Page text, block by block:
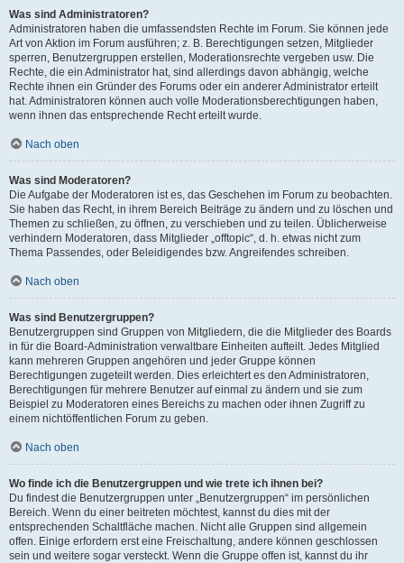
Was sind Administratoren?
Administratoren haben die umfassendsten Rechte im Forum. Sie können jede
Art von Aktion im Forum ausführen; z. B. Berechtigungen setzen, Mitglieder
sperren, Benutzergruppen erstellen, Moderationsrechte vergeben usw. Die
Rechte, die ein Administrator hat, sind allerdings davon abhängig, welche
Rechte ihnen ein Gründer des Forums oder ein anderer Administrator erteilt
hat. Administratoren können auch volle Moderationsberechtigungen haben,
wenn ihnen das entsprechende Recht erteilt wurde.
Nach oben
Was sind Moderatoren?
Die Aufgabe der Moderatoren ist es, das Geschehen im Forum zu beobachten.
Sie haben das Recht, in ihrem Bereich Beiträge zu ändern und zu löschen und
Themen zu schließen, zu öffnen, zu verschieben und zu teilen. Üblicherweise
verhindern Moderatoren, dass Mitglieder „offtopic“, d. h. etwas nicht zum
Thema Passendes, oder Beleidigendes bzw. Angreifendes schreiben.
Nach oben
Was sind Benutzergruppen?
Benutzergruppen sind Gruppen von Mitgliedern, die die Mitglieder des Boards
in für die Board-Administration verwaltbare Einheiten aufteilt. Jedes Mitglied
kann mehreren Gruppen angehören und jeder Gruppe können
Berechtigungen zugeteilt werden. Dies erleichtert es den Administratoren,
Berechtigungen für mehrere Benutzer auf einmal zu ändern und sie zum
Beispiel zu Moderatoren eines Bereichs zu machen oder ihnen Zugriff zu
einem nichtöffentlichen Forum zu geben.
Nach oben
Wo finde ich die Benutzergruppen und wie trete ich ihnen bei?
Du findest die Benutzergruppen unter „Benutzergruppen“ im persönlichen
Bereich. Wenn du einer beitreten möchtest, kannst du dies mit der
entsprechenden Schaltfläche machen. Nicht alle Gruppen sind allgemein
offen. Einige erfordern erst eine Freischaltung, andere können geschlossen
sein und weitere sogar versteckt. Wenn die Gruppe offen ist, kannst du ihr